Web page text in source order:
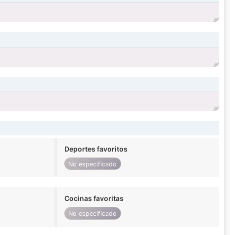
Deportes favoritos
No especificado
Cocinas favoritas
No especificado